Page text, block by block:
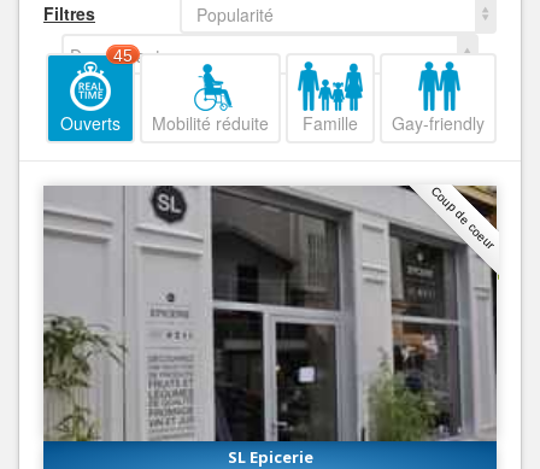
Filtres
Popularité
Decroissant
Ouverts
45
Mobilité réduite Famille Gay-friendly
Coup de coeur
SL Epicerie